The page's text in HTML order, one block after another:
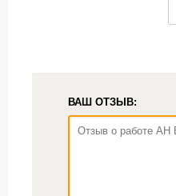
ВАШ ОТЗЫВ: